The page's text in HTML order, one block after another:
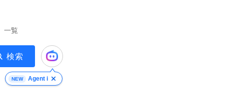
一覧
検索
NEW Agent i